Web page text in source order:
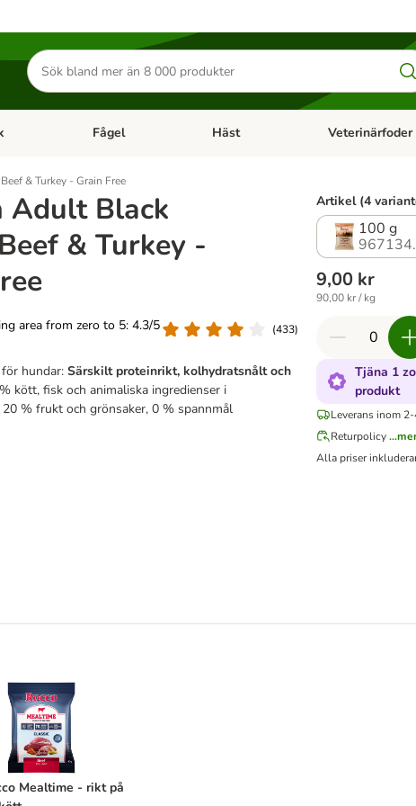
Sök
efter
produkter
menu: SmådjurOpen category menu: Fisk
Fågel Open category menu: Fågel
Häst Open category
Veterinärfoder
& Turkey - Grain Free
Adult Black
& Turkey -
area from zero to 5: 4.3/5 (433)
hundar: Särskilt proteinrikt, kolhydratsnålt och
kött, fisk och animaliska ingredienser i
% frukt och grönsaker, 0 % spannmål
Artikel (4
100 g
9,00 kr
90,00 kr / kg
Tjäna 1
produkt
Leverans inom
Returpolicy
Alla priser
kalkon och färsk kyckling
Mealtime - rikt på nötkött
Mealtime - rikt på